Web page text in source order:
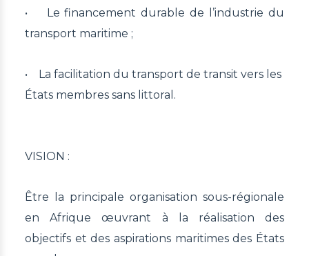
• Le financement durable de l’industrie du
transport maritime ;
• La facilitation du transport de transit vers les
États membres sans littoral.
VISION :
Être la principale organisation sous-régionale
en Afrique œuvrant à la réalisation des
objectifs et des aspirations maritimes des États